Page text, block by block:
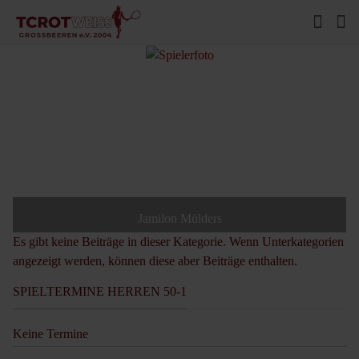
Jamilon Mülders
Es gibt keine Beiträge in dieser Kategorie. Wenn Unterkategorien
angezeigt werden, können diese aber Beiträge enthalten.
SPIELTERMINE HERREN 50-1
Keine Termine